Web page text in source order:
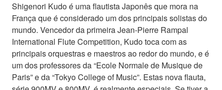
Shigenori Kudo é uma flautista Japonês que mora na
França que é considerado um dos principais solistas do
mundo. Vencedor da primeira Jean-Pierre Rampal
International Flute Competition, Kudo toca com as
principais orquestras e maestros ao redor do mundo, e é
um dos professores da “Ecole Normale de Musique de
Paris” e da “Tokyo College of Music”. Estas nova flauta,